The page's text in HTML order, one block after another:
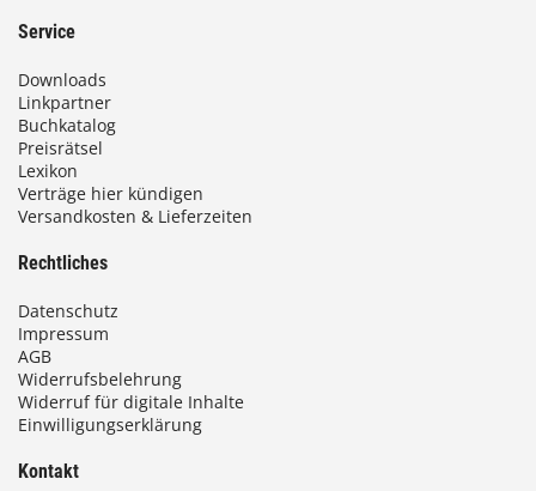
Service
Downloads
Linkpartner
Buchkatalog
Preisrätsel
Lexikon
Verträge hier kündigen
Versandkosten & Lieferzeiten
Rechtliches
Datenschutz
Impressum
AGB
Widerrufsbelehrung
Widerruf für digitale Inhalte
Einwilligungserklärung
Kontakt